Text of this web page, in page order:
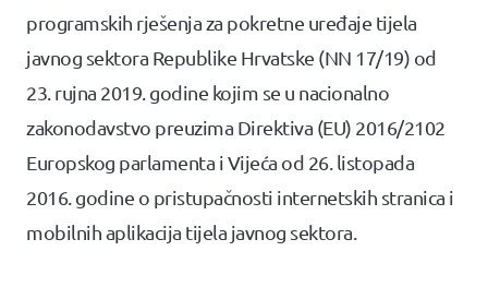
programskih rješenja za pokretne uređaje tijela
javnog sektora Republike Hrvatske (NN 17/19) od
23. rujna 2019. godine kojim se u nacionalno
zakonodavstvo preuzima Direktiva (EU) 2016/2102
Europskog parlamenta i Vijeća od 26. listopada
2016. godine o pristupačnosti internetskih stranica i
mobilnih aplikacija tijela javnog sektora.